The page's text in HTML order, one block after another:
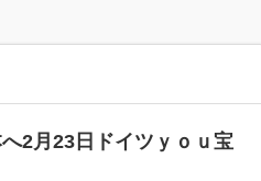
2月23日ドイツｙｏｕ宝